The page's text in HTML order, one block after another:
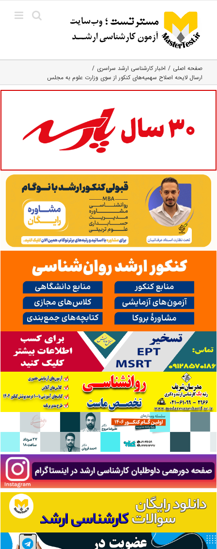
content
صفحه اصلی
اخبار کارشناسی ارشد سراسری
ارسال لایحه اصلاح سهمیه‌های کنکور از سوی وزارت علوم به مجلس